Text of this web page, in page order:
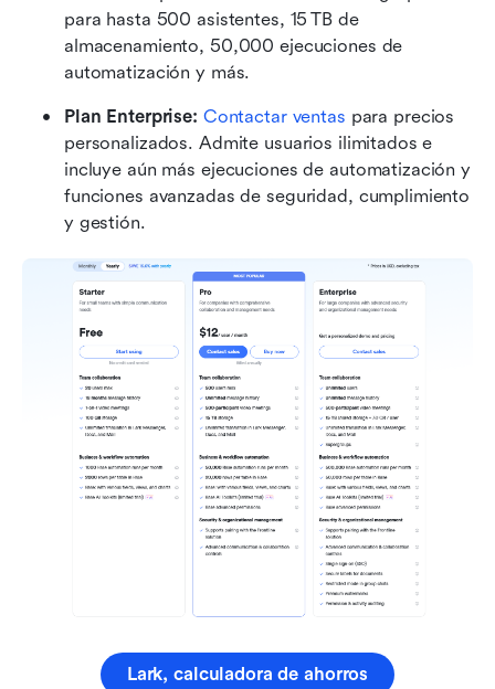
para hasta 500 asistentes, 15 TB de
almacenamiento, 50,000 ejecuciones de
automatización y más.
Plan Enterprise: Contactar ventas para precios
personalizados. Admite usuarios ilimitados e
incluye aún más ejecuciones de automatización y
funciones avanzadas de seguridad, cumplimiento
y gestión.
Lark, calculadora de ahorros